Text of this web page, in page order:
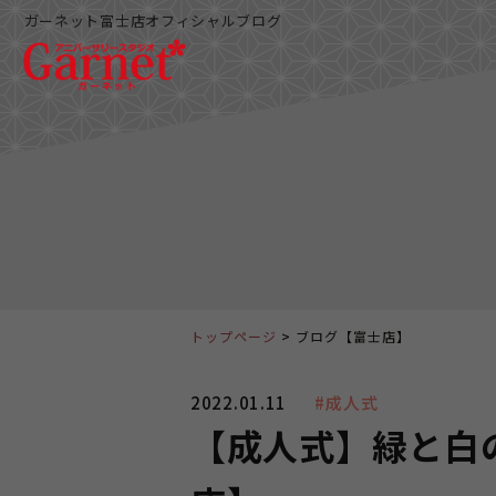
ガーネット富士店オフィシャルブログ
2022.01.11 #成人式
【成人式】緑と
トップページ ブログ【富士店】